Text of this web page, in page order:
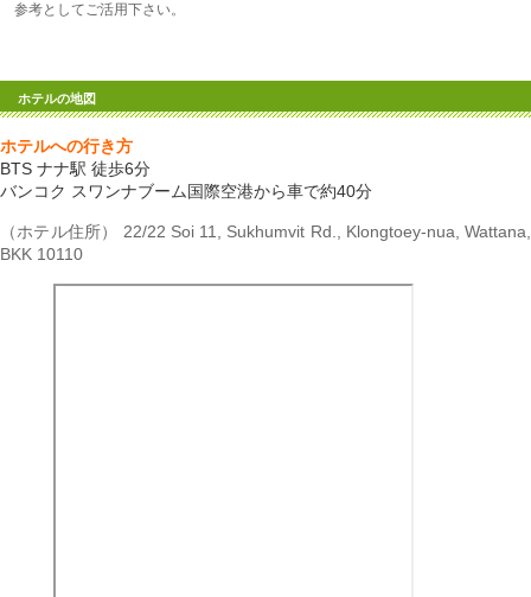
参考としてご活用下さい。
ホテルの地図
ホテルへの行き方
BTS ナナ駅 徒歩6分
バンコク スワンナブーム国際空港から車で約40分
（ホテル住所） 22/22 Soi 11, Sukhumvit Rd., Klongtoey-nua, Wattana,
BKK 10110